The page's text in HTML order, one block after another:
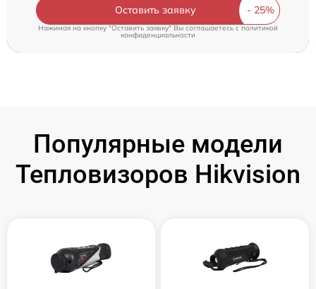
Оставить заявку
Нажимая на кнопку "Оставить заявку" Вы соглашаетесь cполитикой
конфиденциальности
Популярные модели
Тепловизоров Hikvision